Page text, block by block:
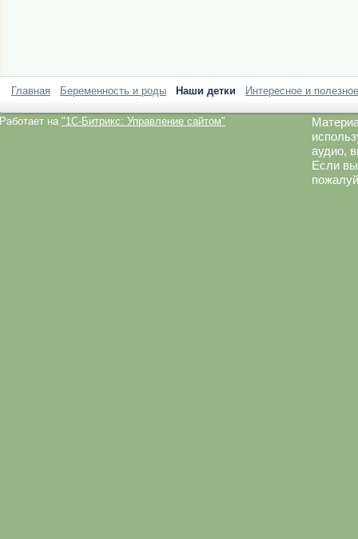
Главная Беременность и роды Наши детки Интересное и полезное
Работает на "1C-Битрикс: Управление сайтом"
аудио,
Если вы